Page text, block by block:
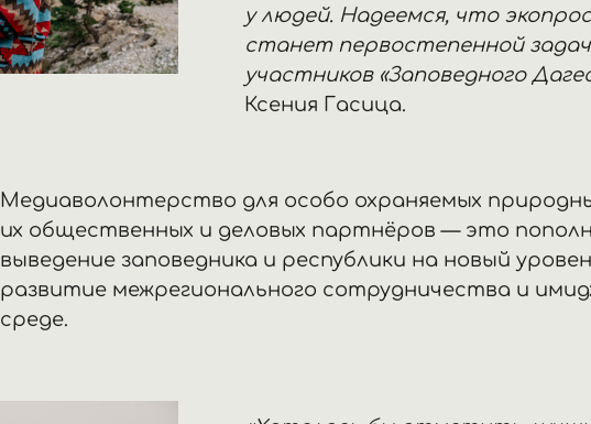
у людей. Надеемся, что
станет первостепенной
участников «Заповедного
Ксения Гасица.
Медиаволонтерство для особо охраняемых
их общественных и деловых партнёров — это
выведение заповедника и республики на новый
развитие межрегионального сотрудничества и
среде.